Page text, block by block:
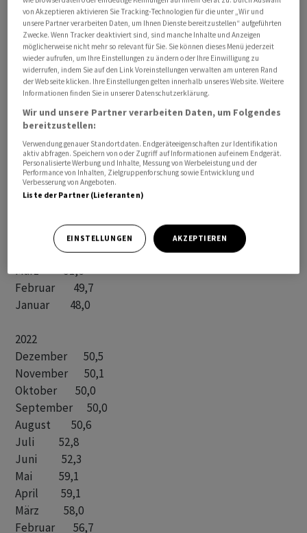
Der von Credit Suisse und Procure erhobene
Einkaufsmanagerindex zeige hingegen seit Monaten
deutlich tiefere Auftragsbestände. Das liege wohl daran,
dass dieser eher die Geschäftslage der
Grossunternehmen abbilde. Im KMU-Bereich fänden
sich hingegen viele inlandsorientierte Betriebe, die sich
Monatsdaten KMU PMI (Gesamtindex) in Tabellenform:
2023
Mai             49,1
April           51,0
März            51,6
Februar         49,7
Januar          48,0
2022
Dezember        50,5
November        50,1
Oktober         50,0
September       50,0
August          50,6
Juli            52,8
Juni            52,3
Mai             59,1
April           59,1
März            58,0
Februar         56,7
von Akzeptieren aktivieren Sie Tracking-Technologien für die unter „Wir und
unsere Partner verarbeiten Daten, um Ihnen Dienste bereitzustellen“ aufgeführten
Zwecke. Wenn Tracker deaktiviert sind, sind manche Inhalte und Anzeigen
möglicherweise nicht mehr so relevant für Sie. Sie können dieses Menü jederzeit
wieder aufrufen, um Ihre Einstellungen zu ändern oder Ihre Einwilligung zu
widerrufen, indem Sie auf den Link Voreinstellungen verwalten am unteren Rand
der Webseite klicken. Ihre Einstellungen gelten innerhalb unseres Website. Weitere
Informationen finden Sie in unserer Datenschutzerklärung.
Wir und unsere Partner verarbeiten Daten, um Folgendes
bereitzustellen:
Verwendung genauer Standortdaten. Endgeräteeigenschaften zur Identifikation
aktiv abfragen. Speichern von oder Zugriff auf Informationen auf einem Endgerät.
Personalisierte Werbung und Inhalte, Messung von Werbeleistung und der
Performance von Inhalten, Zielgruppenforschung sowie Entwicklung und
Verbesserung von Angeboten.
Liste der Partner (Lieferanten)
EINSTELLUNGEN AKZEPTIEREN